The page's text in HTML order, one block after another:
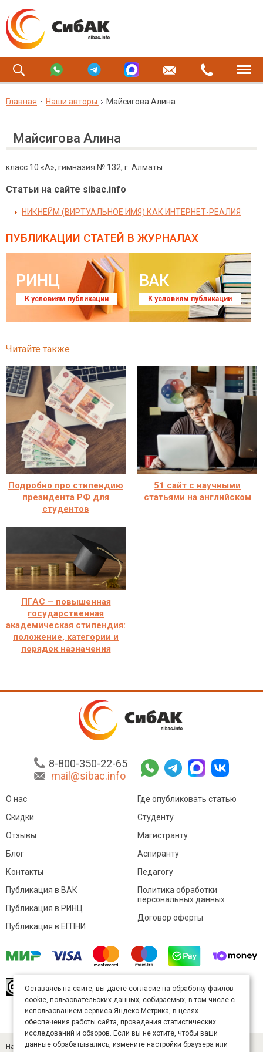
Главная Наши авторы Майсигова Алина
Майсигова Алина
класс 10 «А», гимназия № 132, г. Алматы
Статьи на сайте sibac.info
НИКНЕЙМ (ВИРТУАЛЬНОЕ ИМЯ) КАК ИНТЕРНЕТ-РЕАЛИЯ
ПУБЛИКАЦИИ СТАТЕЙ В ЖУРНАЛАХ
РИНЦ
К условиям публикации
ВАК
К условиям публикации
Читайте также
Подробно про стипендию
президента РФ для
студентов
51 сайт с научными
статьями на английском
ПГАС – повышенная
государственная
академическая стипендия:
положение, категории и
порядок назначения
8-800-350-22-65
mail@sibac.info
О нас
Скидки
Отзывы
Блог
Контакты
Где опубликовать статью
Студенту
Магистранту
Аспиранту
Педагогу
Публикация в ВАК
Публикация в РИНЦ
Публикация в ЕГПНИ
Политика обработки
персональных данных
Договор оферты
произведение доступно полицензии Creative
Commons «Attribution» («Атрибуция») 4.0
Непортированная.
Карта сайта
Научный журнал «Студенческий» (ISSN 2541-9412). Издатель — ООО
Оставаясь на сайте, вы даете согласие на обработку файлов
cookie, пользовательских данных, собираемых, в том числе с
использованием сервиса Яндекс.Метрика, в целях
обеспечения работы сайта, проведения статистических
исследований и обзоров. Если вы не хотите, чтобы ваши
данные обрабатывались, измените настройки браузера или